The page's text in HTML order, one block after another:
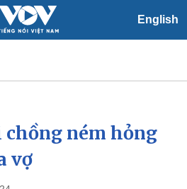
English
Xã hội ném hỏng
vợ